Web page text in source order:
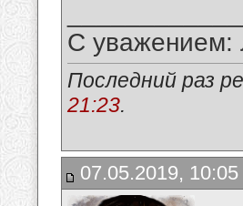
С уважением:
Последний раз
21:23.
07.05.2019, 10:05